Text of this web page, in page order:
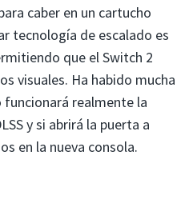
caber en un cartucho
tecnología de escalado es
que el Switch 2
visuales. Ha habido mucha
funcionará realmente la
y si abrirá la puerta a
en la nueva consola.